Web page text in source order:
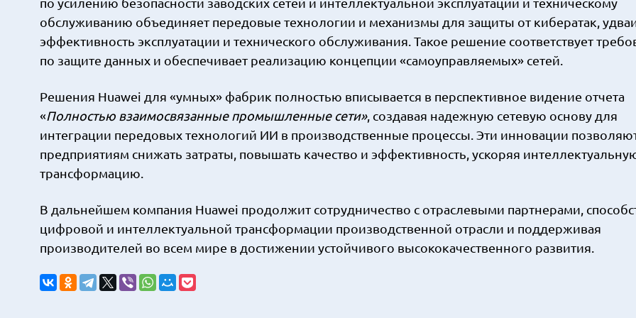
обслуживанию объединяет передовые технологии и механизмы для защиты от кибератак,
эффективность эксплуатации и технического обслуживания. Такое решение соответствует
по защите данных и обеспечивает реализацию концепции «самоуправляемых» сетей.
Решения Huawei для «умных» фабрик полностью вписывается в перспективное видение отчета
«Полностью взаимосвязанные промышленные сети», создавая надежную сетевую основу для
интеграции передовых технологий ИИ в производственные процессы. Эти инновации
предприятиям снижать затраты, повышать качество и эффективность, ускоряя
трансформацию.
В дальнейшем компания Huawei продолжит сотрудничество с отраслевыми партнерами,
цифровой и интеллектуальной трансформации производственной отрасли и поддерживая
производителей во всем мире в достижении устойчивого высококачественного развития.